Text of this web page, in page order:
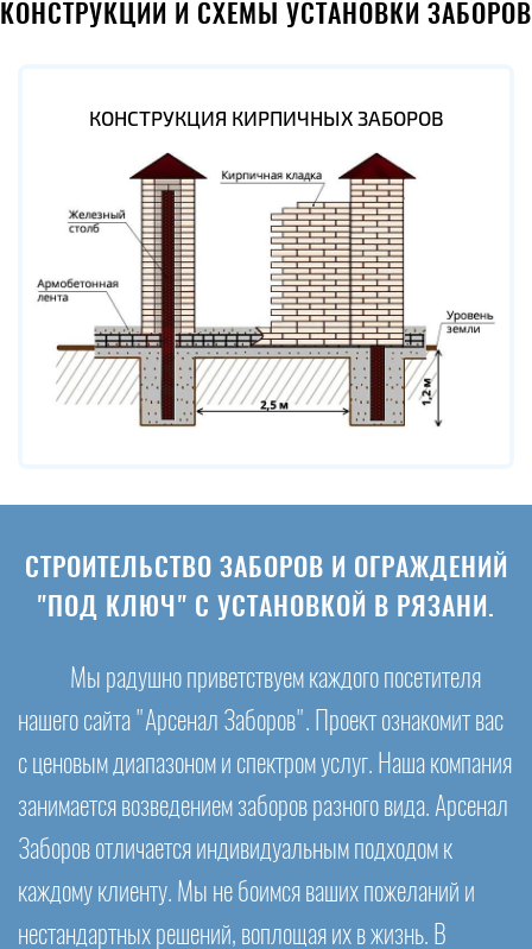
КОНСТРУКЦИИ И СХЕМЫ УСТАНОВКИ ЗАБОРОВ
КОНСТРУКЦИЯ КИРПИЧНЫХ ЗАБОРОВ
СТРОИТЕЛЬСТВО ЗАБОРОВ И ОГРАЖДЕНИЙ
"ПОД КЛЮЧ" С УСТАНОВКОЙ В РЯЗАНИ.
Мы радушно приветствуем каждого посетителя
нашего сайта "Арсенал Заборов". Проект ознакомит вас
с ценовым диапазоном и спектром услуг. Наша компания
занимается возведением заборов разного вида. Арсенал
Заборов отличается индивидуальным подходом к
каждому клиенту. Мы не боимся ваших пожеланий и
нестандартных решений, воплощая их в жизнь. В